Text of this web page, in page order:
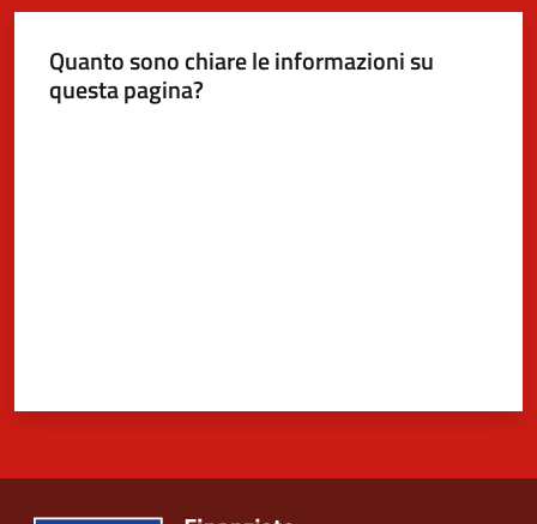
Quanto sono chiare le informazioni su
questa pagina?